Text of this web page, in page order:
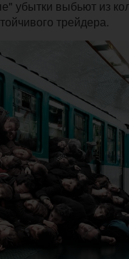
убытки выбьют из
трейдера.